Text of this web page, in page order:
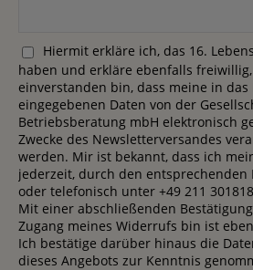
Hiermit erkläre ich, das 16.
haben und erkläre ebenfalls
einverstanden bin, dass meine in
eingegebenen Daten von der
Betriebsberatung mbH elektronisch
Zwecke des Newsletterversandes
werden. Mir ist bekannt, dass ich
jederzeit, durch den entsprechenden
oder telefonisch unter +49 211
Mit einer abschließenden
Zugang meines Widerrufs bin ist
Ich bestätige darüber hinaus die
dieses Angebots zur Kenntnis